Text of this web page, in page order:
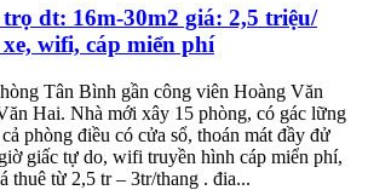
dt: 16m-30m2 giá: 2,5 triệu/
wifi, cáp miển phí
Tân Bình gần công viên Hoàng Văn
Hai. Nhà mới xây 15 phòng, có gác lững
phòng điều có cửa sổ, thoán mát đầy đử
giấc tự do, wifi truyền hình cáp miển phí,
thuê từ 2,5 tr – 3tr/thang . đia...